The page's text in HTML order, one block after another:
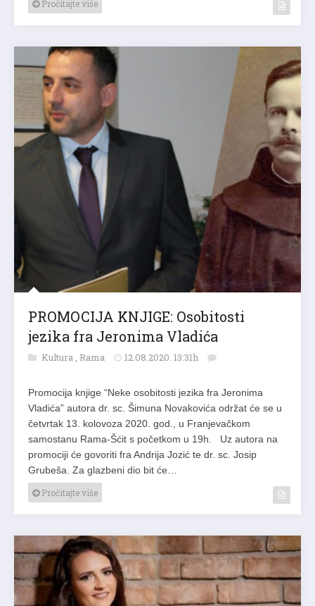
Pročitajte više
PROMOCIJA KNJIGE: Osobitosti
jezika fra Jeronima Vladića
Kultura , Rama 12.08.2020. 13:31h
Promocija knjige “Neke osobitosti jezika fra Jeronima
Vladića” autora dr. sc. Šimuna Novakovića održat će se u
četvrtak 13. kolovoza 2020. god., u Franjevačkom
samostanu Rama-Šćit s početkom u 19h. Uz autora na
promociji će govoriti fra Andrija Jozić te dr. sc. Josip
Grubeša. Za glazbeni dio bit će…
Pročitajte više